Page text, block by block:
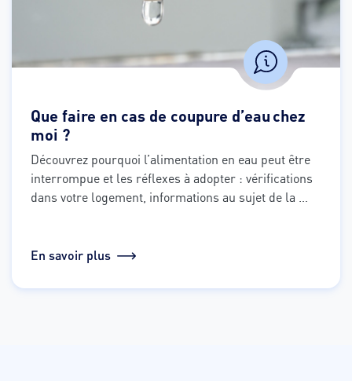
Que faire en cas de coupure d’eau chez
moi ?
Découvrez pourquoi l’alimentation en eau peut être
interrompue et les réflexes à adopter : vérifications
dans votre logement, informations au sujet de la
En savoir plus